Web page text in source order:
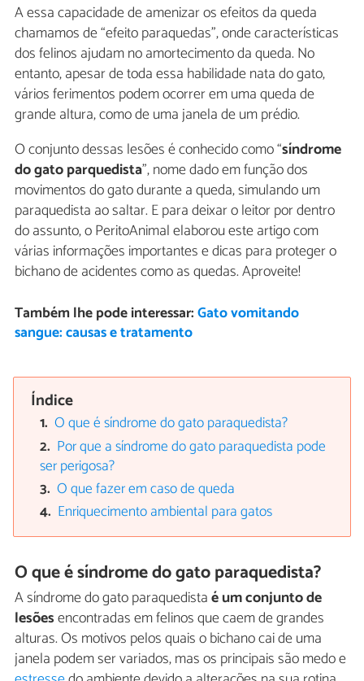
A essa capacidade de amenizar os efeitos da queda
chamamos de “efeito paraquedas”, onde características
dos felinos ajudam no amortecimento da queda. No
entanto, apesar de toda essa habilidade nata do gato,
vários ferimentos podem ocorrer em uma queda de
grande altura, como de uma janela de um prédio.
O conjunto dessas lesões é conhecido como “síndrome
do gato parquedista”, nome dado em função dos
movimentos do gato durante a queda, simulando um
paraquedista ao saltar. E para deixar o leitor por dentro
do assunto, o PeritoAnimal elaborou este artigo com
várias informações importantes e dicas para proteger o
bichano de acidentes como as quedas. Aproveite!
Também lhe pode interessar:Gato vomitando
sangue: causas e tratamento
Índice
O que é síndrome do gato paraquedista?
Por que a síndrome do gato paraquedista pode
ser perigosa?
O que fazer em caso de queda
Enriquecimento ambiental para gatos
O que é síndrome do gato paraquedista?
A síndrome do gato paraquedistaé um conjunto de
lesõesencontradas em felinos que caem de grandes
alturas. Os motivos pelos quais o bichano cai de uma
janela podem ser variados, mas os principais são medo e